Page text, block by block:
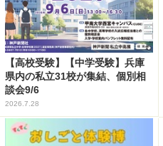
【高校受験】【中学受験】兵庫
県内の私立31校が集結、個別相
談会9/6
2026.7.28